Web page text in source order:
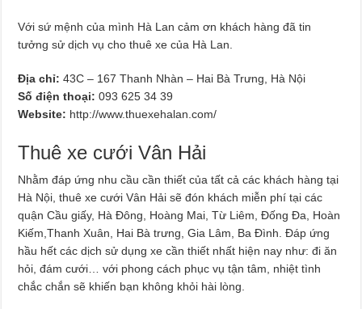
Với sứ mệnh của mình Hà Lan cảm ơn khách hàng đã tin
tưởng sử dịch vụ cho thuê xe của Hà Lan.
Địa chỉ: 43C – 167 Thanh Nhàn – Hai Bà Trưng, Hà Nội
Số điện thoại: 093 625 34 39
Website: http://www.thuexehalan.com/
Thuê xe cưới Vân Hải
Nhằm đáp ứng nhu cầu cần thiết của tất cả các khách hàng tại
Hà Nội, thuê xe cưới Vân Hải sẽ đón khách miễn phí tại các
quận Cầu giấy, Hà Đông, Hoàng Mai, Từ Liêm, Đống Đa, Hoàn
Kiếm,Thanh Xuân, Hai Bà trưng, Gia Lâm, Ba Đình. Đáp ứng
hầu hết các dịch sử dụng xe cần thiết nhất hiện nay như: đi ăn
hỏi, đám cưới… với phong cách phục vụ tận tâm, nhiệt tình
chắc chắn sẽ khiến bạn không khỏi hài lòng.